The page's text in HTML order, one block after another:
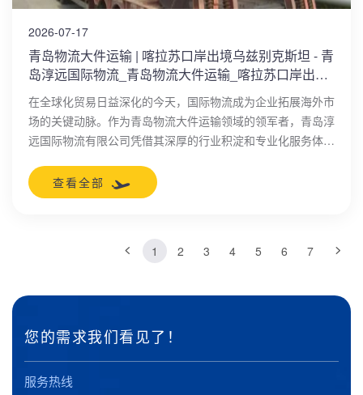
2026-07-17
青岛物流大件运输 | 喀拉苏口岸出境乌兹别克斯坦 - 青
岛淳远国际物流_青岛物流大件运输_喀拉苏口岸出境
乌兹别克斯坦
在全球化贸易日益深化的今天，国际物流成为企业拓展海外市
场的关键动脉。作为青岛物流大件运输领域的领军者，青岛淳
远国际物流有限公司凭借其深厚的行业积淀和专业化服务体
运输新潮流。这不仅是一条连接中国东部沿海与中亚腹地的关
键通道，更是企业实现“一带一路”战略下跨境贸易的可靠桥
查看全部
1 2 3 4 5 6 7
您的需求我们看见了！
服务热线